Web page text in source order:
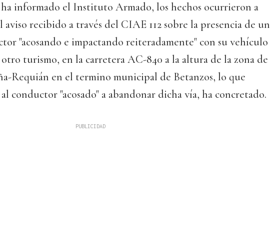
ha informado el Instituto Armado, los hechos ocurrieron a
aviso recibido a través del CIAE 112 sobre la presencia de un
"acosando e impactando reiteradamente" con su vehículo
turismo, en la carretera AC-840 a la altura de la zona de
Requián en el termino municipal de Betanzos, lo que
conductor "acosado" a abandonar dicha vía, ha concretado.